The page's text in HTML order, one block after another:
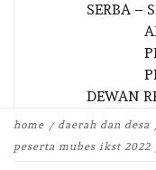
SERBA –
DEWAN
home daerah dan desa
peserta mubes ikst 2022